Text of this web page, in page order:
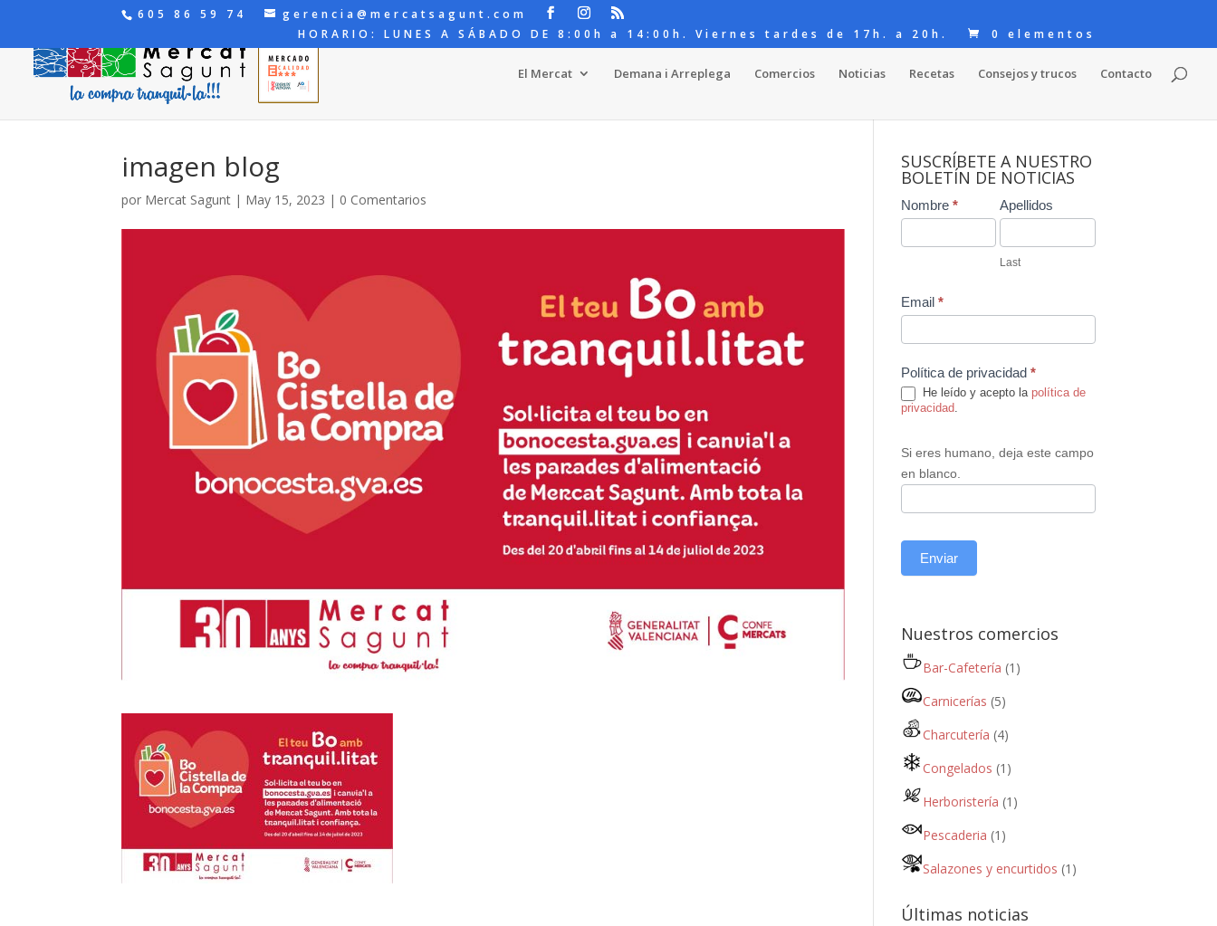
605 86 59 74
gerencia@mercatsagunt.com
HORARIO: LUNES A SÁBADO DE 8:00h a 14:00h. Viernes tardes de 17h. a 20h.
0 elementos
El Mercat Demana i Arreplega Comercios Noticias Recetas Consejos y trucos Contacto
imagen blog
por Mercat Sagunt | May 15, 2023 | 0 Comentarios
SUSCRÍBETE A NUESTRO
BOLETÍN DE NOTICIAS
Contact
Us
Nombre * Apellidos
Last
Email *
Política de privacidad *
He leído y acepto la política de
privacidad.
Si eres humano, deja este campo
en blanco.
Enviar
Nuestros comercios
Bar-Cafetería (1)
Carnicerías (5)
Charcutería (4)
Congelados (1)
Herboristería (1)
Pescaderia (1)
Salazones y encurtidos (1)
Últimas noticias